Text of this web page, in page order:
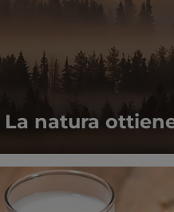
La natura